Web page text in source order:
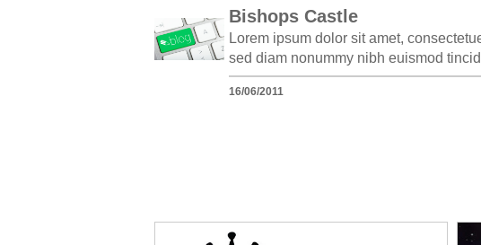
Bishops Castle
Lorem ipsum dolor sit amet,
sed diam nonummy nibh euismod
16/06/2011